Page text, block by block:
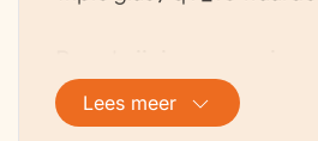
de woning
Keuzemotivatie voor de
Lees meer